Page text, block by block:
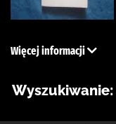
Więcej informacji
Wyszukiwanie: